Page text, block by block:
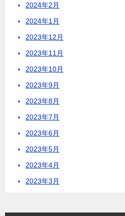
2024年2月
2024年1月
2023年12月
2023年11月
2023年10月
2023年9月
2023年8月
2023年7月
2023年6月
2023年5月
2023年4月
2023年3月